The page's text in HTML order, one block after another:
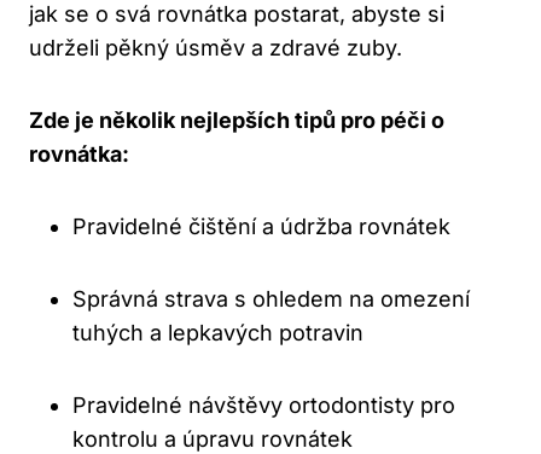
jak se o svá rovnátka postarat, abyste si
udrželi pěkný úsměv a zdravé zuby.
Zde je několik nejlepších tipů pro péči o
rovnátka:
Pravidelné čištění a údržba rovnátek
Správná strava s ohledem na omezení
tuhých a lepkavých potravin
Pravidelné návštěvy ortodontisty pro
kontrolu a úpravu rovnátek